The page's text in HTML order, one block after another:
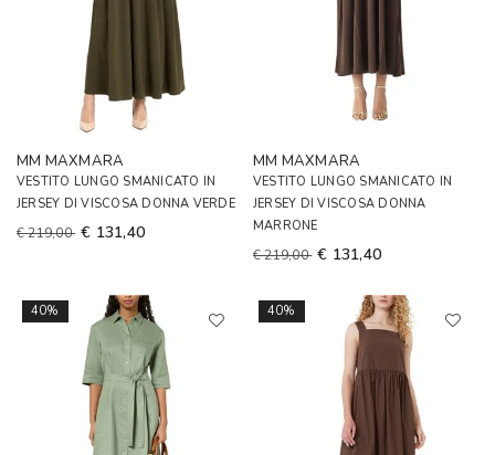
MM MAXMARA
VESTITO LUNGO SMANICATO IN
JERSEY DI VISCOSA DONNA VERDE
€ 219,00 € 131,40
MM MAXMARA
VESTITO LUNGO SMANICATO IN
JERSEY DI VISCOSA DONNA
MARRONE
€ 219,00 € 131,40
40% 40%